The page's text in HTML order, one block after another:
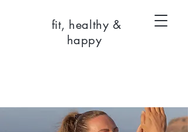
fit, healthy &
happy